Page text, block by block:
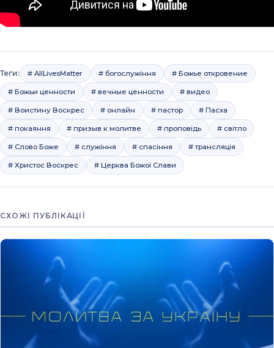
Теги: # AllLivesMatter # богослужіння # Божье откровение
# Божьи ценности # вечные ценности # видео
# Воистину Воскрес # онлайн # пастор # Пасха
# покаяння # призыв к молитве # проповідь # світло
# Слово Боже # служіння # спасіння # трансляція
# Христос Воскрес # Церква Божої Слави
СХОЖІ ПУБЛІКАЦІЇ